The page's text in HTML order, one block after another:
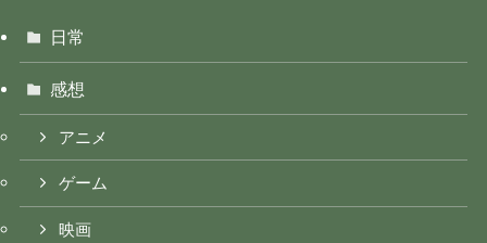
日常
感想
アニメ
ゲーム
映画